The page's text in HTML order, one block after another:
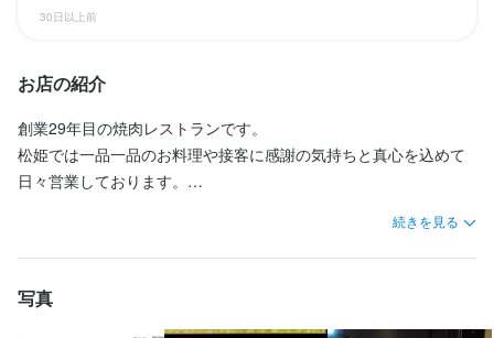
30日以上前
お店の紹介
創業29年目の焼肉レストランです。
松姫では一品一品のお料理や接客に感謝の気持ちと真心を込めて
日々営業しております。
自分の時間も大切にしつつ、一生懸命にまじめに取り組んでくれ
る方を募集しております！
私たちとともにお客様のひと時に彩を添える手伝いをしてくださ
る方、一緒に働きましょう。
続きを見る
写真
創業29年目の焼肉レストランです。
日々営業しております。
自分の時間も大切にしつつ、一生懸命にまじめに取り組んでくれ
る方を募集しております！
私たちとともにお客様のひと時に彩を添える手伝いをしてくださ
求める人物像
・自分の時間も大切にしつつ、一生懸命にまじめに取り組んでく
連絡先
027-288-8854
最終更新日2025/09/01